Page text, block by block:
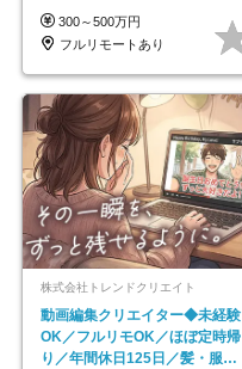
｜リモートOK
300～500万円
フルリモートあり
株式会社トレンドクリエイト
動画編集クリエイター◆未経験
OK／フルリモOK／ほぼ定時帰
り／年間休日125日／髪・服・